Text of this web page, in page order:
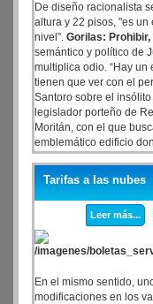
De diseño racionalista
altura y 22 pisos, "es
nivel”. Gorilas:
semántico y político de
multiplica odio. “Hay
tienen que ver con el
Santoro sobre el
legislador porteño de
Moritán, con el que
emblemático edificio
Social, ubicado sobre
circulación y disminuir
Tarifas a las nubes
Leer más...
En el mismo sentido,
modificaciones en los